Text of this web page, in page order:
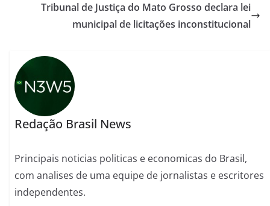
Tribunal de Justiça do Mato Grosso declara lei
municipal de licitações inconstitucional
Redação Brasil News
Principais noticias politicas e economicas do Brasil,
com analises de uma equipe de jornalistas e escritores
independentes.